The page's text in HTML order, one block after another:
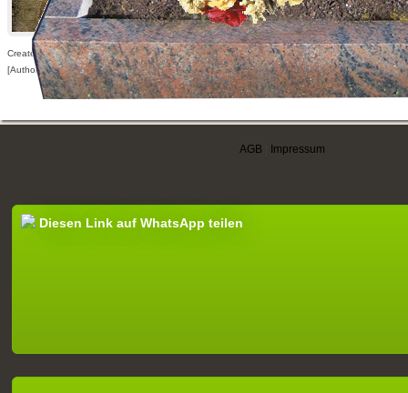
Created: 20.10.2014,
[Author visible for registered users only]
AGB Impressum
Diesen Link auf WhatsApp teilen